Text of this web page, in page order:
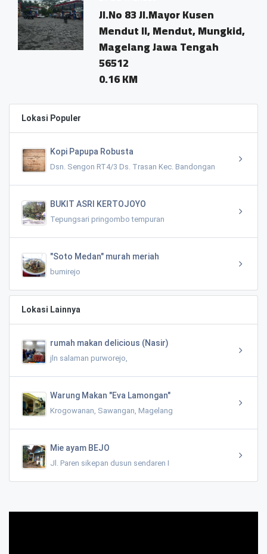
Jl.No 83 Jl.Mayor Kusen
Mendut II, Mendut, Mungkid,
Magelang Jawa Tengah
56512
0.16 KM
Lokasi Populer
Kopi Papupa Robusta
Dsn. Sengon RT4/3 Ds. Trasan Kec. Bandongan
BUKIT ASRI KERTOJOYO
Tepungsari pringombo tempuran
"Soto Medan" murah meriah
bumirejo
Lokasi Lainnya
rumah makan delicious (Nasir)
jln salaman purworejo,
Warung Makan "Eva Lamongan"
Krogowanan, Sawangan, Magelang
Mie ayam BEJO
Jl. Paren sikepan dusun sendaren I